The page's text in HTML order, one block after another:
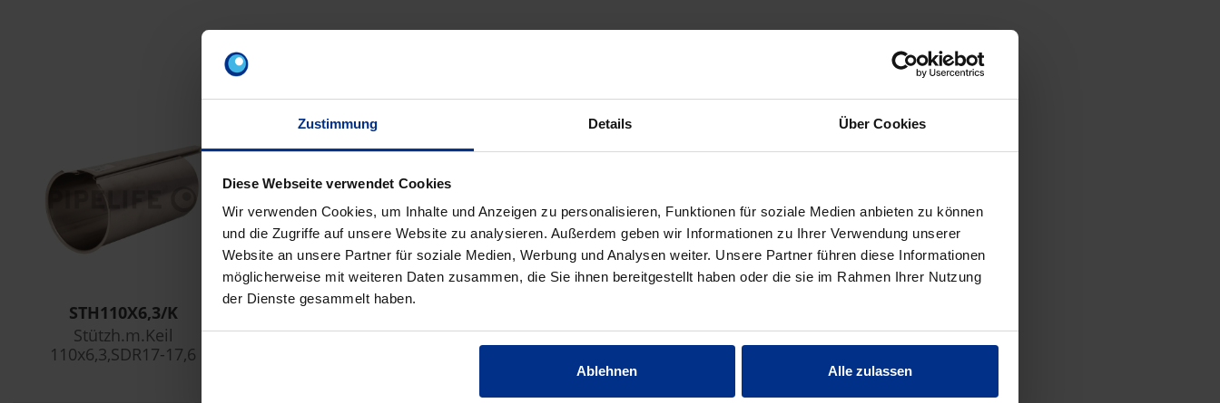
Zustimmung Details Über Cookies
Diese Webseite verwendet Cookies
Wir verwenden Cookies, um Inhalte und Anzeigen zu personalisieren, Funktionen für soziale Medien anbieten zu können
und die Zugriffe auf unsere Website zu analysieren. Außerdem geben wir Informationen zu Ihrer Verwendung unserer
Website an unsere Partner für soziale Medien, Werbung und Analysen weiter. Unsere Partner führen diese Informationen
möglicherweise mit weiteren Daten zusammen, die Sie ihnen bereitgestellt haben oder die sie im Rahmen Ihrer Nutzung
der Dienste gesammelt haben.
Ablehnen Alle zulassen
STH110X6,3/K
Stützh.m.Keil
110x6,3,SDR17-17,6